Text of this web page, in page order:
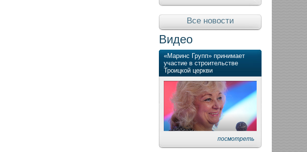
Все новости
Видео
«Маринс Групп» принимает
участие в строительстве
Троицкой церкви
посмотреть